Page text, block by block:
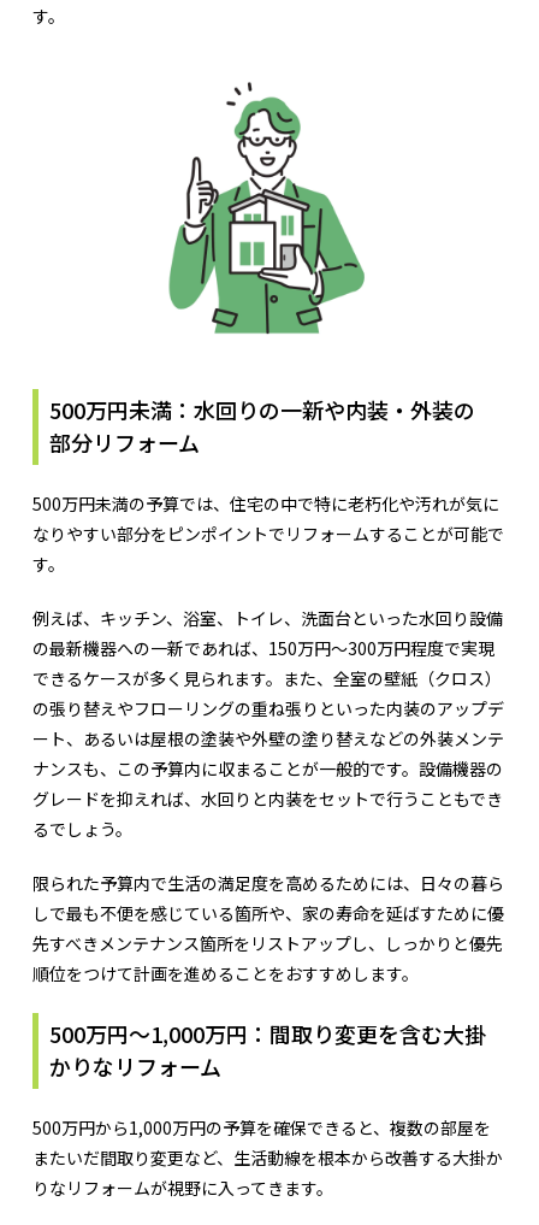
す。
500万円未満：水回りの一新や内装・外装の
部分リフォーム
500万円未満の予算では、住宅の中で特に老朽化や汚れが気に
なりやすい部分をピンポイントでリフォームすることが可能で
す。
例えば、キッチン、浴室、トイレ、洗面台といった水回り設備
の最新機器への一新であれば、150万円〜300万円程度で実現
できるケースが多く見られます。また、全室の壁紙（クロス）
の張り替えやフローリングの重ね張りといった内装のアップデ
ート、あるいは屋根の塗装や外壁の塗り替えなどの外装メンテ
ナンスも、この予算内に収まることが一般的です。設備機器の
グレードを抑えれば、水回りと内装をセットで行うこともでき
るでしょう。
限られた予算内で生活の満足度を高めるためには、日々の暮ら
しで最も不便を感じている箇所や、家の寿命を延ばすために優
先すべきメンテナンス箇所をリストアップし、しっかりと優先
順位をつけて計画を進めることをおすすめします。
500万円〜1,000万円：間取り変更を含む大掛
かりなリフォーム
500万円から1,000万円の予算を確保できると、複数の部屋を
またいだ間取り変更など、生活動線を根本から改善する大掛か
りなリフォームが視野に入ってきます。